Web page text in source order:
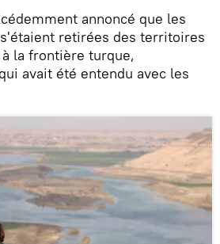
annoncé que les
retirées des territoires
la frontière turque,
avait été entendu avec les